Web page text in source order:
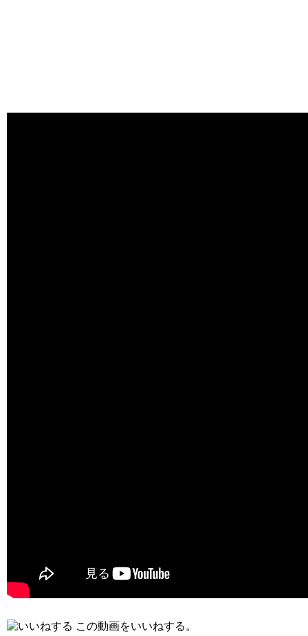
この動画をいいねする。